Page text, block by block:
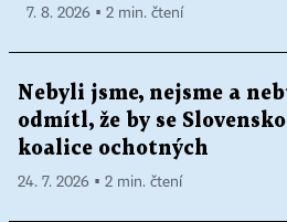
7. 8. 2026 ▪ 2 min. čtení
Nebyli jsme, nejsme a
odmítl, že by se
koalice ochotných
24. 7. 2026 ▪ 2 min. čtení